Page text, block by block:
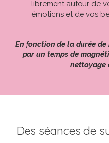
librement autour de
émotions et de vos
En fonction de la durée
par un temps de
nettoyage
Des séances de